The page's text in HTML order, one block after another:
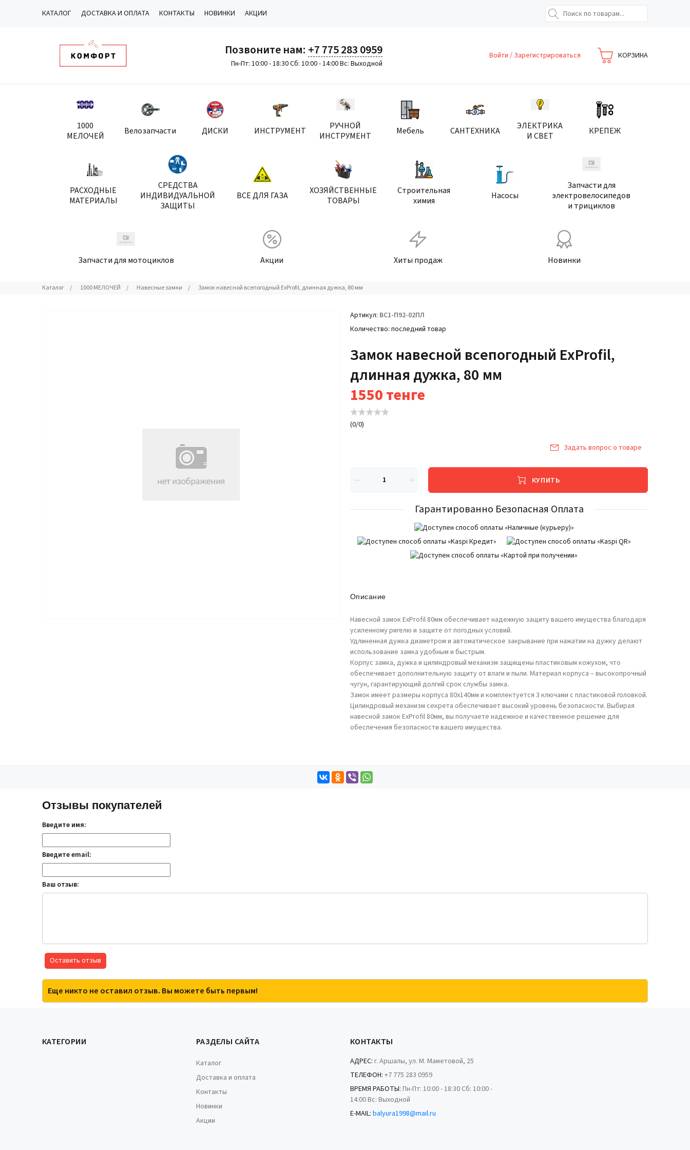
КАТАЛОГ ДОСТАВКА И ОПЛАТА КОНТАКТЫ НОВИНКИ АКЦИИ
Позвоните нам: +7 775 283 0959
Пн-Пт: 10:00 - 18:30 Сб: 10:00 - 14:00 Вс: Выходной
Войти / Зарегистрироваться КОРЗИНА
1000
МЕЛОЧЕЙ
Велозапчасти ДИСКИ ИНСТРУМЕНТ
РУЧНОЙ
ИНСТРУМЕНТ
Мебель САНТЕХНИКА
ЭЛЕКТРИКА
И СВЕТ
КРЕПЕЖ
РАСХОДНЫЕ
МАТЕРИАЛЫ
СРЕДСТВА
ИНДИВИДУАЛЬНОЙ
ЗАЩИТЫ
ВСЕ ДЛЯ ГАЗА
ХОЗЯЙСТВЕННЫЕ
ТОВАРЫ
Строительная
химия
Насосы
Запчасти для
электровелосипедов
и трициклов
Запчасти для мотоциклов Акции Хиты продаж Новинки
Каталог / 1000 МЕЛОЧЕЙ / Навесные замки / Замок навесной всепогодный ExProfil, длинная дужка, 80 мм
Артикул ВС1-П92-02ПЛ
Количество последний товар
Замок навесной всепогодный ExProfil,
длинная дужка, 80 мм
1550тенге
(0/0)
Задать вопрос о товаре
КУПИТЬ
Гарантированно Безопасная Оплата
Описание
Навесной замок ExProfil 80мм обеспечивает надежную защиту вашего имущества благодаря
усиленному ригелю и защите от погодных условий.
Удлиненная дужка диаметром и автоматическое закрывание при нажатии на дужку делают
использование замка удобным и быстрым.
Корпус замка, дужка и цилиндровый механизм защищены пластиковым кожухом, что
обеспечивает дополнительную защиту от влаги и пыли. Материал корпуса – высокопрочный
чугун, гарантирующий долгий срок службы замка.
Замок имеет размеры корпуса 80х140мм и комплектуется 3 ключами с пластиковой головкой.
Цилиндровый механизм секрета обеспечивает высокий уровень безопасности. Выбирая
навесной замок ExProfil 80мм, вы получаете надежное и качественное решение для
обеспечения безопасности вашего имущества.
Отзывы покупателей
Введите имя:
Введите email:
Ваш отзыв:
Оставить отзыв
Еще никто не оставил отзыв. Вы можете быть первым!
КАТЕГОРИИ РАЗДЕЛЫ САЙТА
Каталог
Доставка и оплата
Контакты
Новинки
Акции
КОНТАКТЫ
АДРЕС: г. Аршалы, ул. М. Маметовой, 25
ТЕЛЕФОН: +7 775 283 0959
ВРЕМЯ РАБОТЫ: Пн-Пт: 10:00 - 18:30 Сб: 10:00 -
14:00 Вс: Выходной
E-MAIL: balyura1998@mail.ru